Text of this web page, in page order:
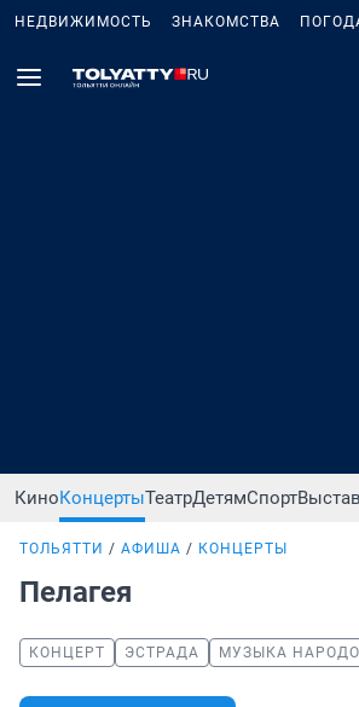
НЕДВИЖИМОСТЬ ЗНАКОМСТВА
КиноКонцертыТеатрДетямСпорт
ТОЛЬЯТТИ АФИША КОНЦЕРТЫ
Пелагея
КОНЦЕРТ ЭСТРАДА МУЗЫКА